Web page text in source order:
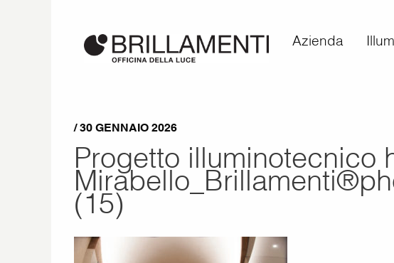
Azienda
/ 30 GENNAIO 2026
Progetto illuminotecnico
(15)